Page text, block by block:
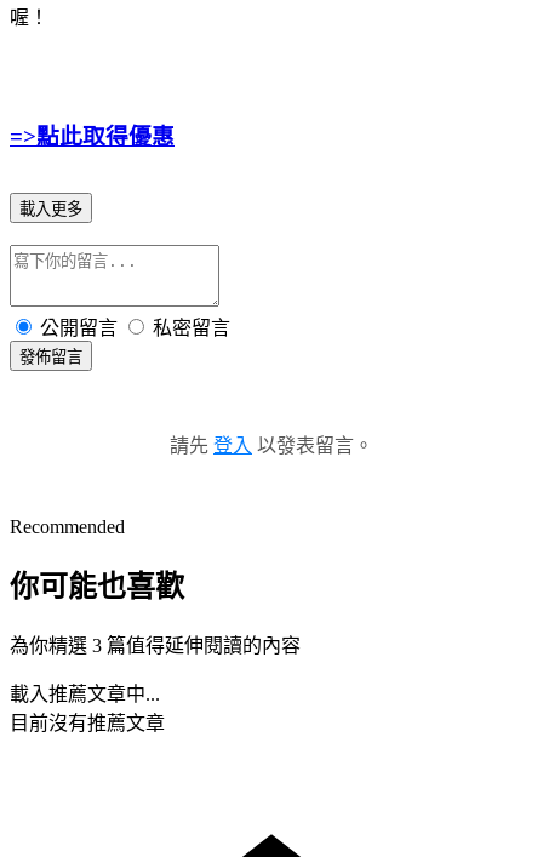
喔！
=>點此取得優惠
載入更多
公開留言 私密留言
發佈留言
請先 登入 以發表留言。
Recommended
你可能也喜歡
為你精選 3 篇值得延伸閱讀的內容
載入推薦文章中...
目前沒有推薦文章